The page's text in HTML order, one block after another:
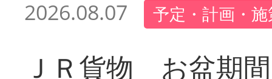
2026.08.07 予定・計画・
ＪＲ貨物 お盆期